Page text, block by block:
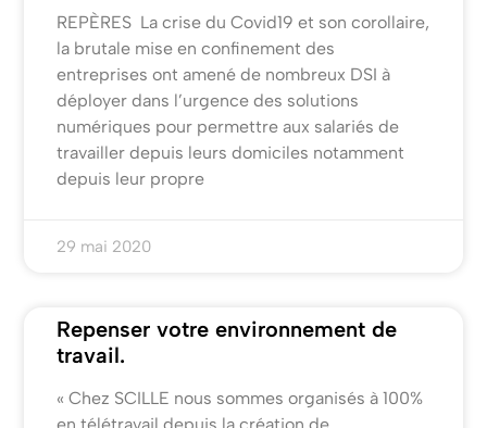
REPÈRES La crise du Covid19 et son corollaire,
la brutale mise en confinement des
entreprises ont amené de nombreux DSI à
déployer dans l’urgence des solutions
numériques pour permettre aux salariés de
travailler depuis leurs domiciles notamment
depuis leur propre
29 mai 2020
Repenser votre environnement de
travail.
« Chez SCILLE nous sommes organisés à 100%